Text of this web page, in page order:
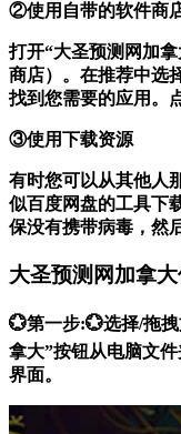
②使用自带的软件商
打开“大圣预测网加
商店）。在推荐中选
找到您需要的应用。
③使用下载资源
有时您可以从其他人
似百度网盘的工具下
保没有携带病毒，然
大圣预测网加拿
💮第一步:💮选择/拖
拿大”按钮从电脑文
界面。